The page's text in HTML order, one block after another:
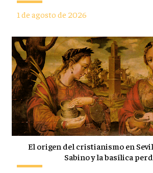
1 de agosto de 2026
El origen del cristianismo en
Sabino y la basílica